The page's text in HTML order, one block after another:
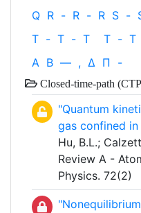
Q R - R - R S -
T - T - T T - T
Α Β — , Δ Π -
Closed-time-path
"Quantum
gas confined
Hu, B.L.;
Review A -
Physics. 72(2)